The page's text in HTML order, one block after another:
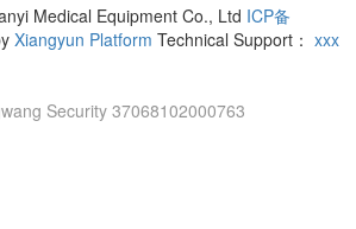
Medical Equipment Co., Ltd ICP备
Xiangyun Platform Technical Support： xxx
Security 37068102000763